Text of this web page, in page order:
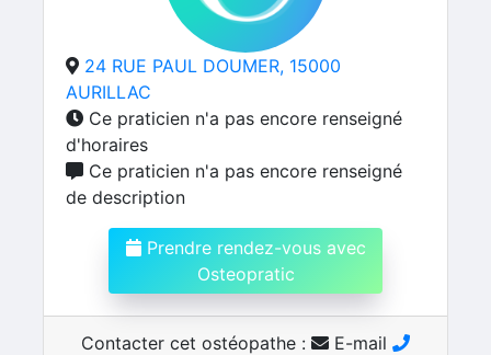
24 RUE PAUL DOUMER, 15000
AURILLAC
Ce praticien n'a pas encore renseigné
d'horaires
Ce praticien n'a pas encore renseigné
de description
Prendre rendez-vous avec
Osteopratic
Contacter cet ostéopathe :
E-mail